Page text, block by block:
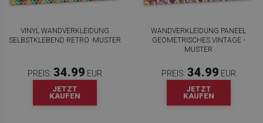
VINYL WANDVERKLEIDUNG
SELBSTKLEBEND RETRO -MUSTER
PREIS: 34.99 EUR
JETZT
KAUFEN
WANDVERKLEIDUNG PANEEL
GEOMETRISCHES VINTAGE -
MUSTER
PREIS: 34.99 EUR
JETZT
KAUFEN